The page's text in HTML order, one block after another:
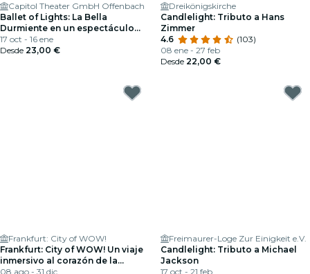
Capitol Theater GmbH Offenbach
Ballet of Lights: La Bella
Durmiente en un espectáculo
deslumbrante
17 oct - 16 ene
Desde 23,00 €
Dreikönigskirche
Candlelight: Tributo a Hans
Zimmer
4.6
(103)
08 ene - 27 feb
Desde 22,00 €
Frankfurt: City of WOW!
Frankfurt: City of WOW! Un viaje
inmersivo al corazón de la
ciudad
08 ago - 31 dic
Freimaurer-Loge Zur Einigkeit e.V.
Candlelight: Tributo a Michael
Jackson
17 oct - 21 feb